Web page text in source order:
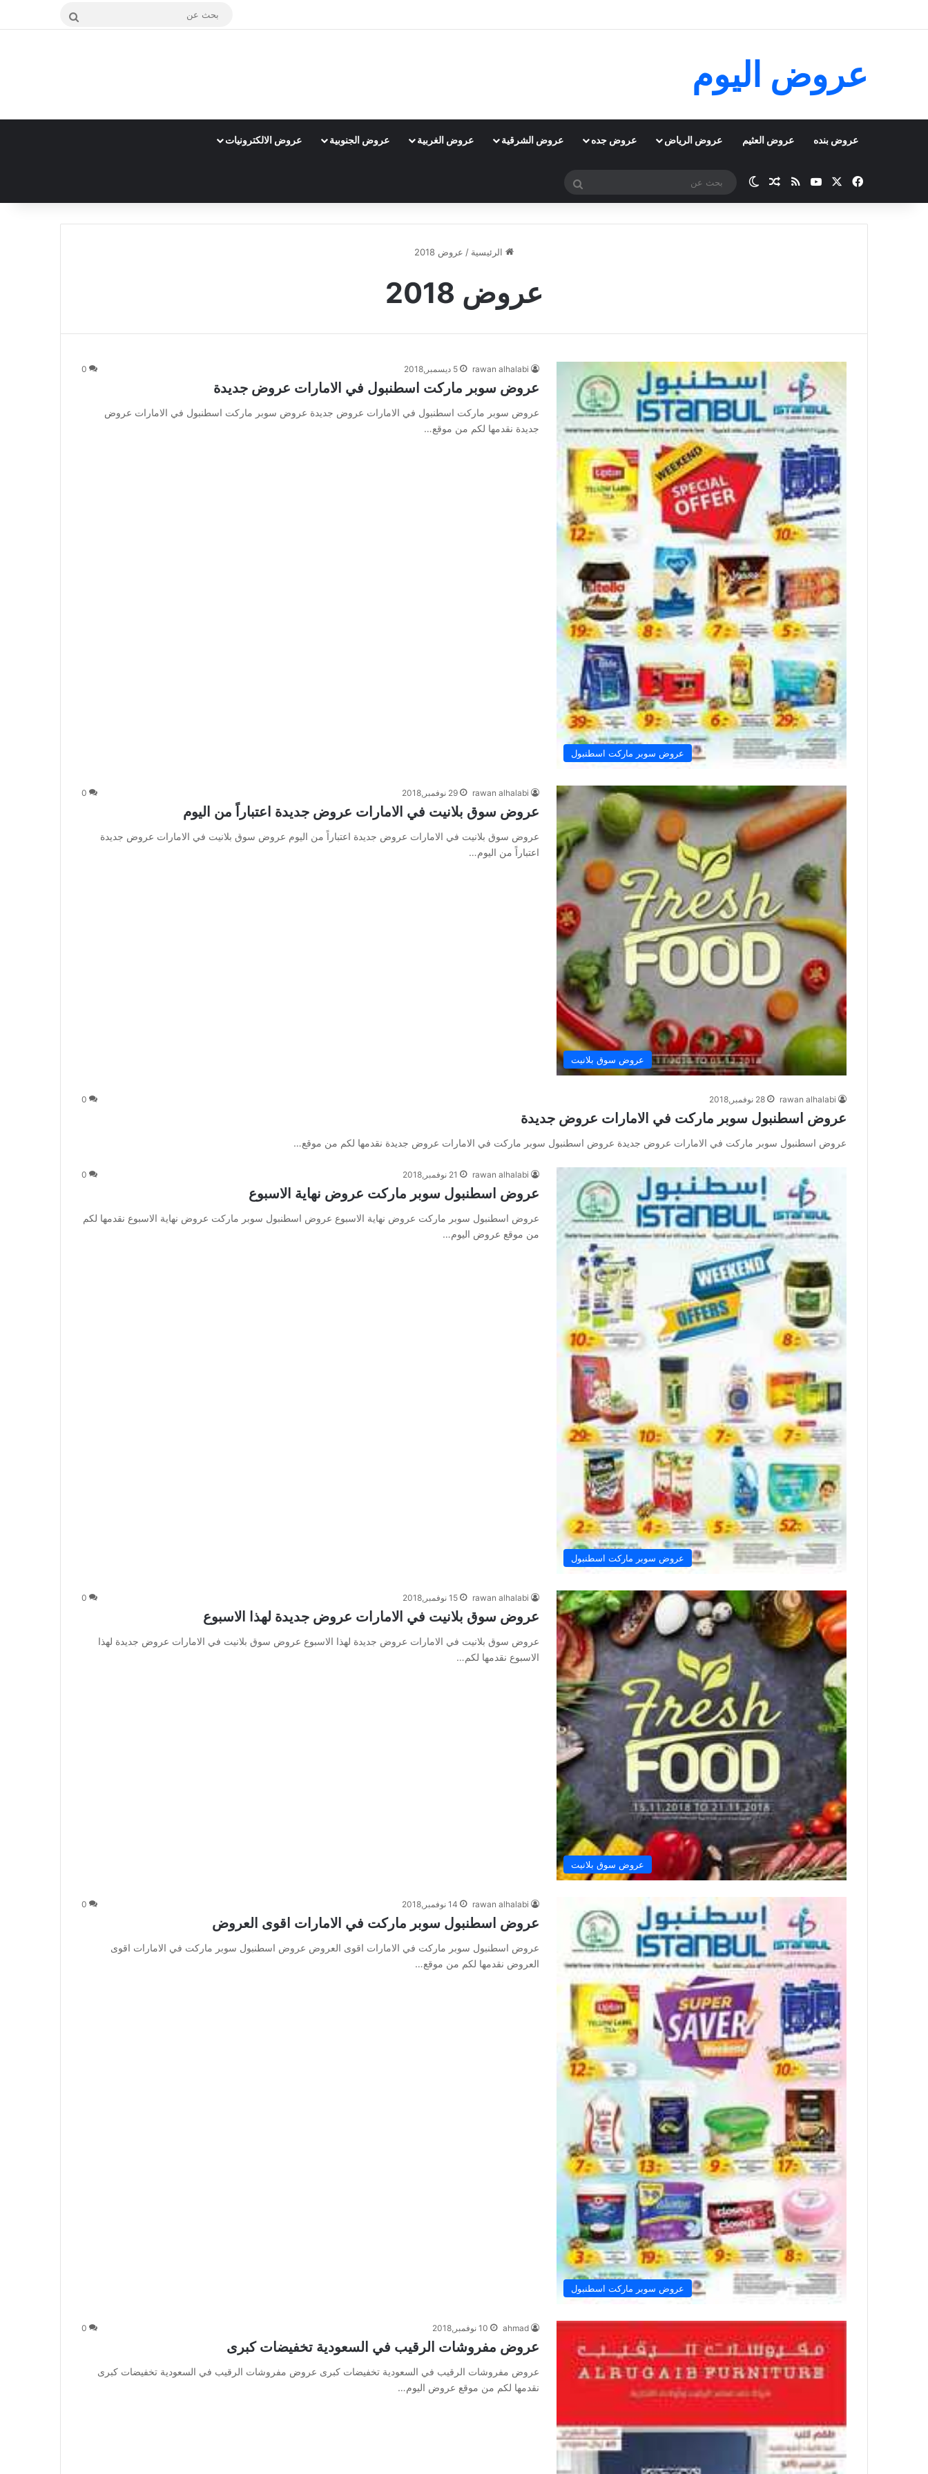
بحث
عروض اليوم
عروض بنده عروض العثيم عروض الرياض عروض جده عروض الشرقية عروض الغربية عروض الجنوبية عروض الالكترونيات
فيسبوك ‫YouTubeملخص الموقع RSS
مقال عشوائي
الوضع المظلم
بحث
الرئيسية / عروض 2018
عروض 2018
عروض سوبر ماركت اسطنبول
rawan alhalabi 5 ديسمبر,2018 0
عروض سوبر ماركت اسطنبول في الامارات عروض جديدة
عروض سوبر ماركت اسطنبول في الامارات عروض جديدة عروض سوبر ماركت اسطنبول في الامارات عروض
جديدة نقدمها لكم من موقع…
عروض سوق بلانيت
rawan alhalabi 29 نوفمبر,2018 0
عروض سوق بلانيت في الامارات عروض جديدة اعتباراً من اليوم
عروض سوق بلانيت في الامارات عروض جديدة اعتباراً من اليوم عروض سوق بلانيت في الامارات عروض جديدة
اعتباراً من اليوم…
rawan alhalabi 28 نوفمبر,2018 0
عروض اسطنبول سوبر ماركت في الامارات عروض جديدة
عروض اسطنبول سوبر ماركت في الامارات عروض جديدة عروض اسطنبول سوبر ماركت في الامارات عروض جديدة نقدمها لكم من موقع…
عروض سوبر ماركت اسطنبول
rawan alhalabi 21 نوفمبر,2018 0
عروض اسطنبول سوبر ماركت عروض نهاية الاسبوع
عروض اسطنبول سوبر ماركت عروض نهاية الاسبوع عروض اسطنبول سوبر ماركت عروض نهاية الاسبوع نقدمها لكم
من موقع عروض اليوم…
عروض سوق بلانيت
rawan alhalabi 15 نوفمبر,2018 0
عروض سوق بلانيت في الامارات عروض جديدة لهذا الاسبوع
عروض سوق بلانيت في الامارات عروض جديدة لهذا الاسبوع عروض سوق بلانيت في الامارات عروض جديدة لهذا
الاسبوع نقدمها لكم…
عروض سوبر ماركت اسطنبول
rawan alhalabi 14 نوفمبر,2018 0
عروض اسطنبول سوبر ماركت في الامارات اقوى العروض
عروض اسطنبول سوبر ماركت في الامارات اقوى العروض عروض اسطنبول سوبر ماركت في الامارات اقوى
العروض نقدمها لكم من موقع…
ahmad 10 نوفمبر,2018 0
عروض مفروشات الرقيب في السعودية تخفيضات كبرى
عروض مفروشات الرقيب في السعودية تخفيضات كبرى عروض مفروشات الرقيب في السعودية تخفيضات كبرى
نقدمها لكم من موقع عروض اليوم…